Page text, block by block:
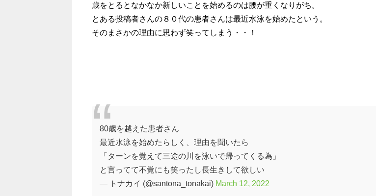
歳をとるとなかなか新しいことを始めるのは腰が重くなりがち。
とある投稿者さんの８０代の患者さんは最近水泳を始めたという。
そのまさかの理由に思わず笑ってしまう・・！
80歳を越えた患者さん
最近水泳を始めたらしく、理由を聞いたら
「ターンを覚えて三途の川を泳いで帰ってくる為」
と言ってて不覚にも笑ったし長生きして欲しい
— トナカイ (@santona_tonakai) March 12, 2022